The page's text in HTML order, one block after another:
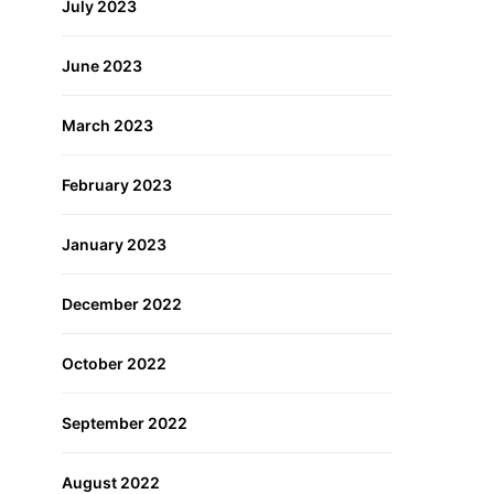
July 2023
June 2023
March 2023
February 2023
January 2023
December 2022
October 2022
September 2022
August 2022